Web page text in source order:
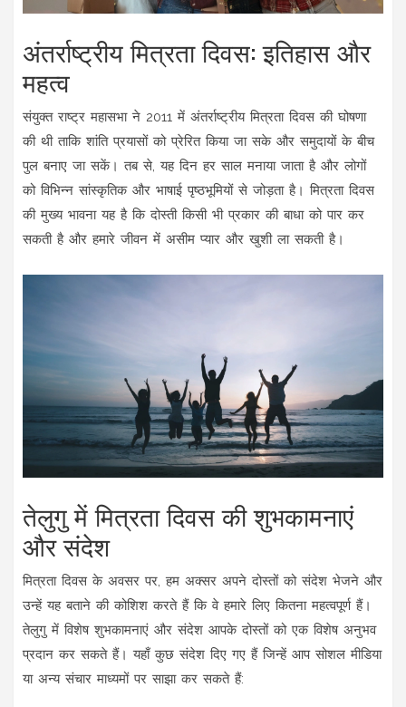
अंतर्राष्ट्रीय मित्रता दिवस: इतिहास और
महत्व
संयुक्त राष्ट्र महासभा ने 2011 में अंतर्राष्ट्रीय मित्रता दिवस की घोषणा
की थी ताकि शांति प्रयासों को प्रेरित किया जा सके और समुदायों के बीच
पुल बनाए जा सकें। तब से, यह दिन हर साल मनाया जाता है और लोगों
को विभिन्न सांस्कृतिक और भाषाई पृष्ठभूमियों से जोड़ता है। मित्रता दिवस
की मुख्य भावना यह है कि दोस्ती किसी भी प्रकार की बाधा को पार कर
सकती है और हमारे जीवन में असीम प्यार और खुशी ला सकती है।
तेलुगु में मित्रता दिवस की शुभकामनाएं
और संदेश
मित्रता दिवस के अवसर पर, हम अक्सर अपने दोस्तों को संदेश भेजने और
उन्हें यह बताने की कोशिश करते हैं कि वे हमारे लिए कितना महत्वपूर्ण हैं।
तेलुगु में विशेष शुभकामनाएं और संदेश आपके दोस्तों को एक विशेष अनुभव
प्रदान कर सकते हैं। यहाँ कुछ संदेश दिए गए हैं जिन्हें आप सोशल मीडिया
या अन्य संचार माध्यमों पर साझा कर सकते हैं: